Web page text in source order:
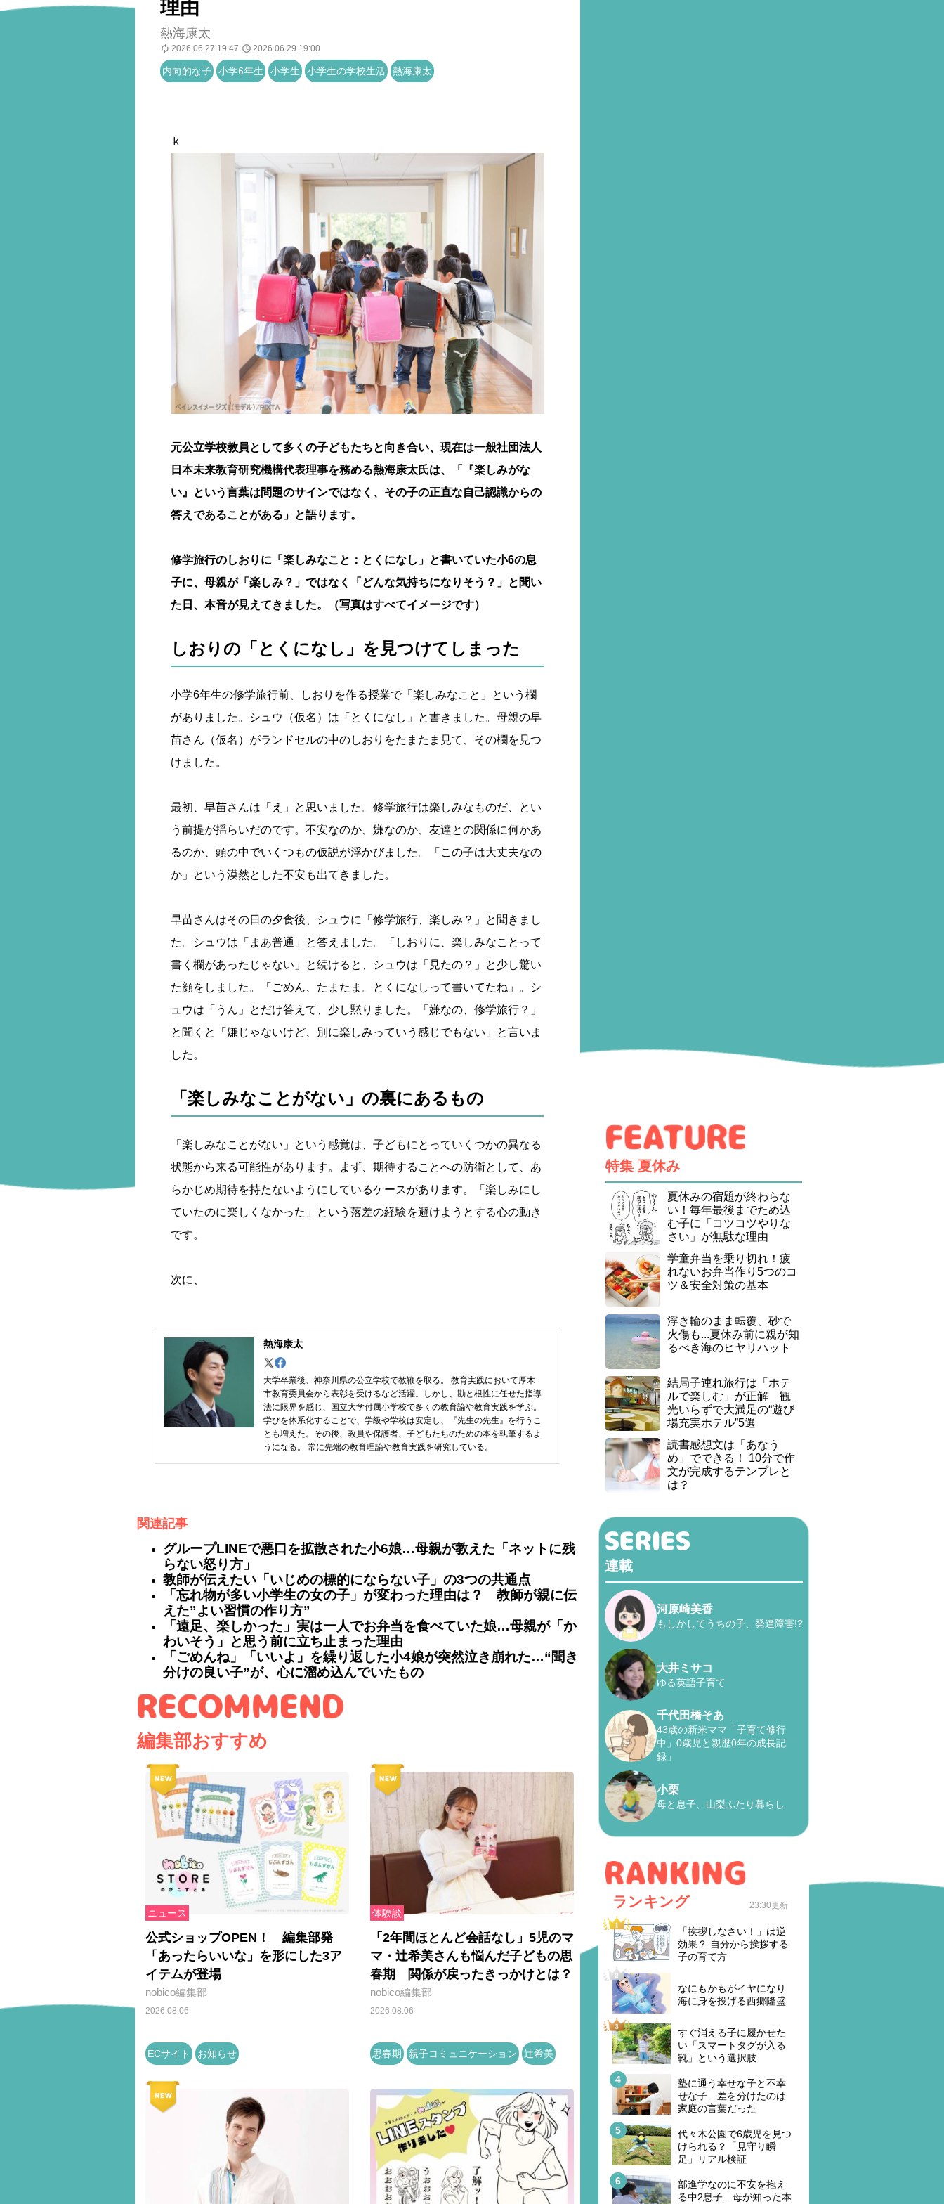
理由
熱海康太
2026.06.27 19:47 2026.06.29 19:00
内向的な子 小学6年生 小学生 小学生の学校生活 熱海康太
ｋ
元公立学校教員として多くの子どもたちと向き合い、現在は一般社団法人
日本未来教育研究機構代表理事を務める熱海康太氏は、「『楽しみがな
い』という言葉は問題のサインではなく、その子の正直な自己認識からの
答えであることがある」と語ります。
修学旅行のしおりに「楽しみなこと：とくになし」と書いていた小6の息
子に、母親が「楽しみ？」ではなく「どんな気持ちになりそう？」と聞い
た日、本音が見えてきました。（写真はすべてイメージです）
しおりの「とくになし」を見つけてしまった
小学6年生の修学旅行前、しおりを作る授業で「楽しみなこと」という欄
がありました。シュウ（仮名）は「とくになし」と書きました。母親の早
苗さん（仮名）がランドセルの中のしおりをたまたま見て、その欄を見つ
けました。
最初、早苗さんは「え」と思いました。修学旅行は楽しみなものだ、とい
う前提が揺らいだのです。不安なのか、嫌なのか、友達との関係に何かあ
るのか、頭の中でいくつもの仮説が浮かびました。「この子は大丈夫なの
か」という漠然とした不安も出てきました。
早苗さんはその日の夕食後、シュウに「修学旅行、楽しみ？」と聞きまし
た。シュウは「まあ普通」と答えました。「しおりに、楽しみなことって
書く欄があったじゃない」と続けると、シュウは「見たの？」と少し驚い
た顔をしました。「ごめん、たまたま。とくになしって書いてたね」。シ
ュウは「うん」とだけ答えて、少し黙りました。「嫌なの、修学旅行？」
と聞くと「嫌じゃないけど、別に楽しみっていう感じでもない」と言いま
した。
「楽しみなことがない」の裏にあるもの
「楽しみなことがない」という感覚は、子どもにとっていくつかの異なる
状態から来る可能性があります。まず、期待することへの防衛として、あ
らかじめ期待を持たないようにしているケースがあります。「楽しみにし
ていたのに楽しくなかった」という落差の経験を避けようとする心の動き
です。
次に、
熱海康太
大学卒業後、神奈川県の公立学校で教鞭を取る。 教育実践において厚木
市教育委員会から表彰を受けるなど活躍。しかし、勘と根性に任せた指導
法に限界を感じ、国立大学付属小学校で多くの教育論や教育実践を学ぶ。
学びを体系化することで、学級や学校は安定し、『先生の先生』を行うこ
とも増えた。その後、教員や保護者、子どもたちのための本を執筆するよ
うになる。 常に先端の教育理論や教育実践を研究している。
関連記事
グループLINEで悪口を拡散された小6娘…母親が教えた「ネットに残
らない怒り方」
教師が伝えたい「いじめの標的にならない子」の3つの共通点
「忘れ物が多い小学生の女の子」が変わった理由は？ 教師が親に伝
えた”よい習慣の作り方”
「遠足、楽しかった」実は一人でお弁当を食べていた娘…母親が「か
わいそう」と思う前に立ち止まった理由
「ごめんね」「いいよ」を繰り返した小4娘が突然泣き崩れた…“聞き
分けの良い子”が、心に溜め込んでいたもの
編集部おすすめ
ニュース
公式ショップOPEN！ 編集部発
「あったらいいな」を形にした3ア
イテムが登場
nobico編集部
2026.08.06
ECサイト お知らせ
体験談
「2年間ほとんど会話なし」5児のマ
マ・辻希美さんも悩んだ子どもの思
春期 関係が戻ったきっかけとは？
nobico編集部
2026.08.06
思春期 親子コミュニケーション 辻希美
特集 夏休み
夏休みの宿題が終わらな
い！毎年最後までため込
む子に「コツコツやりな
さい」が無駄な理由
学童弁当を乗り切れ！疲
れないお弁当作り5つのコ
ツ＆安全対策の基本
浮き輪のまま転覆、砂で
火傷も...夏休み前に親が知
るべき海のヒヤリハット
結局子連れ旅行は「ホテ
ルで楽しむ」が正解 観
光いらずで大満足の“遊び
場充実ホテル”5選
読書感想文は「あなう
め」でできる！ 10分で作
文が完成するテンプレと
は？
連載
河原崎美香
もしかしてうちの子、発達障害!?
大井ミサコ
ゆる英語子育て
千代田橋そあ
43歳の新米ママ「子育て修行
中」0歳児と親歴0年の成長記
録」
小栗
母と息子、山梨ふたり暮らし
ランキング 23:30更新
「挨拶しなさい！」は逆
効果？ 自分から挨拶する
子の育て方
なにもかもがイヤになり
海に身を投げる西郷隆盛
すぐ消える子に履かせた
い「スマートタグが入る
靴」という選択肢
塾に通う幸せな子と不幸
せな子…差を分けたのは
家庭の言葉だった
代々木公園で6歳児を見つ
けられる？「見守り瞬
足」リアル検証
部進学なのに不安を抱え
る中2息子…母が知った本